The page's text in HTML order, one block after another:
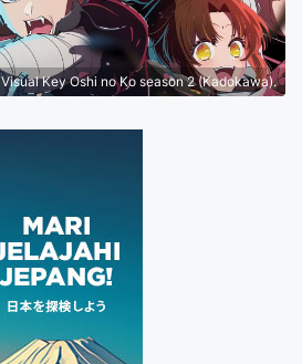
Visual Key Oshi no Ko season 2 (Kadokawa).